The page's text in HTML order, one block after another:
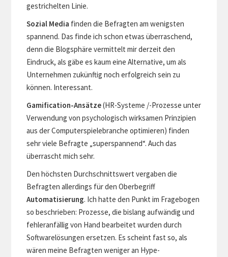
gestrichelten Linie.
Sozial Media finden die Befragten am wenigsten
spannend. Das finde ich schon etwas überraschend,
denn die Blogsphäre vermittelt mir derzeit den
Eindruck, als gäbe es kaum eine Alternative, um als
Unternehmen zukünftig noch erfolgreich sein zu
können. Interessant.
Gamification-Ansätze(HR-Systeme /-Prozesse unter
Verwendung von psychologisch wirksamen Prinzipien
aus der Computerspielebranche optimieren) finden
sehr viele Befragte „superspannend“. Auch das
überrascht mich sehr.
Den höchsten Durchschnittswert vergaben die
Befragten allerdings für den Oberbegriff
Automatisierung. Ich hatte den Punkt im Fragebogen
so beschrieben: Prozesse, die bislang aufwändig und
fehleranfällig von Hand bearbeitet wurden durch
Softwarelösungen ersetzen. Es scheint fast so, als
wären meine Befragten weniger an Hype-